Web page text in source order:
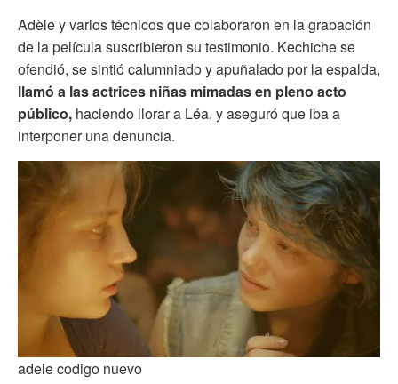
Adèle y varios técnicos que colaboraron en la grabación
de la película suscribieron su testimonio. Kechiche se
ofendió, se sintió calumniado y apuñalado por la espalda,
llamó a las actrices niñas mimadas en pleno acto
público, haciendo llorar a Léa, y aseguró que iba a
interponer una denuncia.
adele codigo nuevo